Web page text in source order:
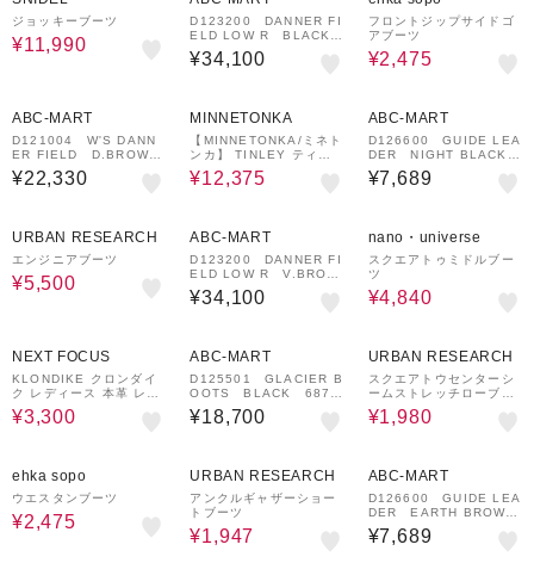
ジョッキーブーツ
¥11,990
D123200 DANNER FI
ELD LOW R BLACK
675283-0001
¥34,100
フロントジップサイドゴ
アブーツ
¥2,475
ABC-MART
D121004 W'S DANN
ER FIELD D.BROWN/
BEIGE 572680-0001
¥22,330
MINNETONKA
【MINNETONKA/ミネト
ンカ】 TINLEY ティン
リー ボアショートブーツ
¥12,375
ABC-MART
D126600 GUIDE LEA
DER NIGHT BLACK
681430-0002
¥7,689
URBAN RESEARCH
エンジニアブーツ
¥5,500
ABC-MART
D123200 DANNER FI
ELD LOW R V.BROW
N/KHAKI 675283-00
02
¥34,100
nano・universe
スクエアトゥミドルブー
ツ
¥4,840
NEXT FOCUS
KLONDIKE クロンダイ
ク レディース 本革 レー
スアップブーツ 45002
¥3,300
ABC-MART
D125501 GLACIER B
OOTS BLACK 6870
12-0001
¥18,700
URBAN RESEARCH
スクエアトウセンターシ
ームストレッチローブー
ツ
¥1,980
ehka sopo
ウエスタンブーツ
¥2,475
URBAN RESEARCH
アンクルギャザーショー
トブーツ
¥1,947
ABC-MART
D126600 GUIDE LEA
DER EARTH BROWN
681430-0003
¥7,689